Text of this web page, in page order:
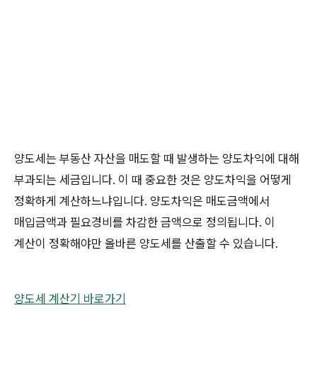
양도세는 부동산 자산을 매도할 때 발생하는 양도차익에 대해
부과되는 세금입니다. 이 때 중요한 것은 양도차익을 어떻게
정확하게 계산하느냐입니다. 양도차익은 매도금액에서
매입금액과 필요경비를 차감한 금액으로 정의됩니다. 이
계산이 정확해야만 올바른 양도세를 산출할 수 있습니다.
양도세 계산기 바로가기